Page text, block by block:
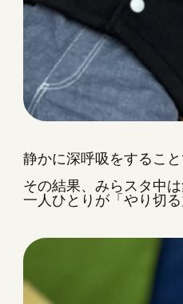
静かに深呼吸をするこ
その結果、みらスタ中
一人ひとりが「やり切